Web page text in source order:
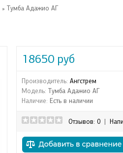
» Тумба Адажио АГ
18650 руб
Производитель: Ангстрем
Модель: Тумба Адажио АГ
Наличие: Есть в наличии
Отзывов: 0